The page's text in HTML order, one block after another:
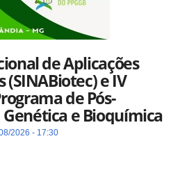
de Aplicações
(SINABiotec) e IV
de Pós-
e Bioquímica
2026 - 17:30